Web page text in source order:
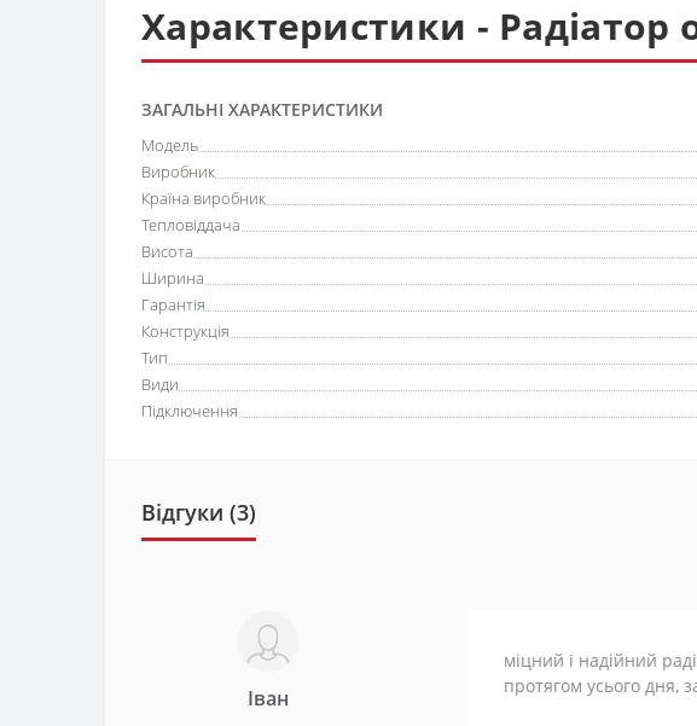
Характеристики - Радіатор
ЗАГАЛЬНІ ХАРАКТЕРИСТИКИ
Модель
Виробник
Країна виробник
Тепловіддача
Висота
Ширина
Гарантія
Конструкція
Тип
Види
Підключення
Відгуки (3)
Іван
міцний і надійний
протягом усього дня,